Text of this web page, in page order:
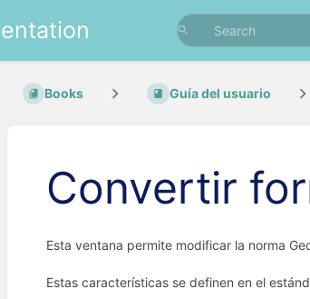
Books Guía del usuario
Convertir
Esta ventana permite modificar la norma
Estas características se definen en el